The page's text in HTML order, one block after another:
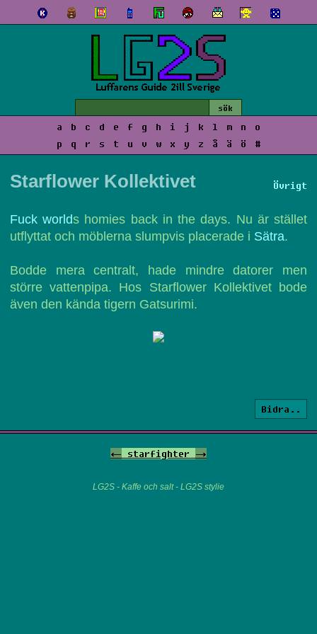
a b c d e f g h i j k l m n
o
p
q r s t u v w x y z å ä ö #
Övrigt
Starflower Kollektivet
Fuck worlds homies back in the days. Nu är stället
utflyttat och möblerna slumpvis placerade i Sätra.
Bodde mera centralt, hade mindre datorer men
större vattenpipa. Hos Starflower Kollektivet bode
även den kända tigern Gatsurimi.
Bidra..
<- starfighter ->
LG2S - Kaffe och salt - LG2S stylie